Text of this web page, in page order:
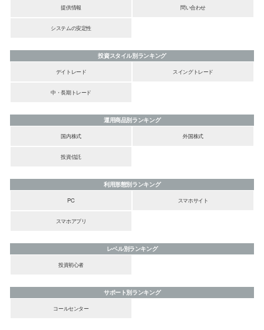
提供情報 問い合わせ
システムの安定性
投資スタイル別ランキング
デイトレード
スイングトレード
中・長期トレード
運用商品別ランキング
国内株式
外国株式
投資信託
利用形態別ランキング
PC
スマホサイト
スマホアプリ
レベル別ランキング
投資初心者
サポート別ランキング
コールセンター